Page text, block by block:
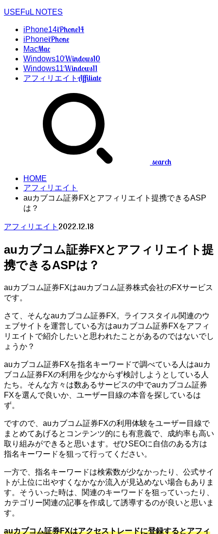
USEFuL NOTES
iPhone14iPhone14
iPhoneiPhone
MacMac
Windows10Windows10
Windows11Windows11
アフィリエイトAffiliate
search
HOME
アフィリエイト
auカブコム証券FXとアフィリエイト提携できるASP
は？
アフィリエイト 2022.12.18
auカブコム証券FXとアフィリエイト提
携できるASPは？
auカブコム証券FXはauカブコム証券株式会社のFXサービス
です。
さて、そんなauカブコム証券FX。ライフスタイル関連のウ
ェブサイトを運営している方はauカブコム証券FXをアフィ
リエイトで紹介したいと思われたことがあるのではないでし
ょうか？
auカブコム証券FXを指名キーワードで調べている人はauカ
ブコム証券FXの利用を少なからず検討しようとしている人
たち。そんな方々は数あるサービスの中でauカブコム証券
FXを選んで良いか、ユーザー目線の本音を探しているは
ず。
ですので、auカブコム証券FXの利用体験をユーザー目線で
まとめてあげるとコンテンツ的にも有意義で、成約率も高い
取り組みができると思います。ぜひSEOに自信のある方は
指名キーワードを狙って行ってください。
一方で、指名キーワードは検索数が少なかったり、公式サイ
トが上位に出やすくなかなか流入が見込めない場合もありま
す。そういった時は、関連のキーワードを狙っていったり、
カテゴリー関連の記事を作成して誘導するのが良いと思いま
す。
auカブコム証券FXはアクセストレードに登録するとアフィ